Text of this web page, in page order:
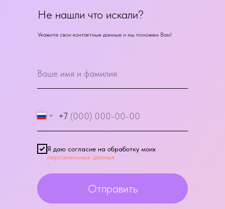
+7
Я даю согласие на обработку моих
персональных данных
Отправить
Не нашли что искали?
Укажите свои контактные данные и мы поможем Вам!